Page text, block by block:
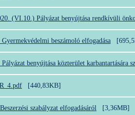
(VI.10.) Pályázat benyújtása rendkívüli
beszámoló elfogadása
benyújtása közterület karbantartására
[440,83KB]
szabályzat elfogadásáról [3,36MB]